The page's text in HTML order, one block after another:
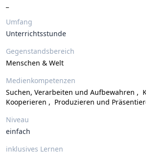
Umfang
Unterrichtsstunde
Gegenstandsbereich
Menschen & Welt
Medienkompetenzen
Suchen, Verarbeiten und Aufbewahren ,
Kooperieren , Produzieren und
Niveau
einfach
inklusives Lernen